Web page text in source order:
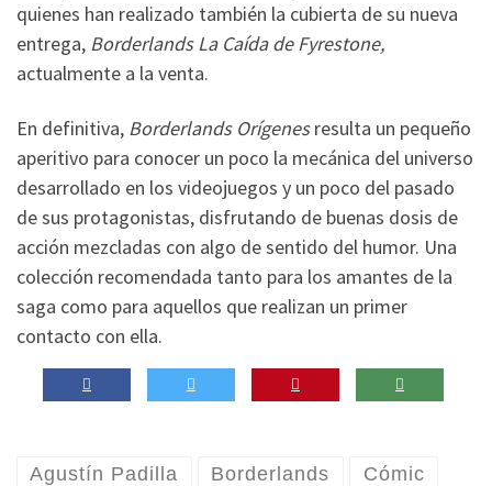
quienes han realizado también la cubierta de su nueva
entrega, Borderlands La Caída de Fyrestone,
actualmente a la venta.
En definitiva, Borderlands Orígenesresulta un pequeño
aperitivo para conocer un poco la mecánica del universo
desarrollado en los videojuegos y un poco del pasado
de sus protagonistas, disfrutando de buenas dosis de
acción mezcladas con algo de sentido del humor. Una
colección recomendada tanto para los amantes de la
saga como para aquellos que realizan un primer
contacto con ella.
Agustín Padilla Borderlands Cómic